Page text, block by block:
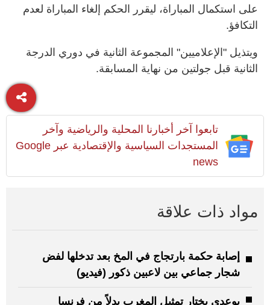
على استكمال المباراة، ليقرر الحكم إلغاء المباراة لعدم
التكافؤ.
ويتذيل "الإعلاميين" المجموعة الثانية في دوري الدرجة
الثانية قبل جولتين من نهاية المسابقة.
تابعوا آخر أخبارنا المحلية والرياضية وآخر
المستجدات السياسية والإقتصادية عبر Google
news
مواد ذات علاقة
إصابة حكمة بارتجاج في المخ بعد تدخلها لفض
شجار جماعي بين لاعبين ذكور (فيديو)
بوعدي يختار تمثيل المغرب بدلاً من فرنسا